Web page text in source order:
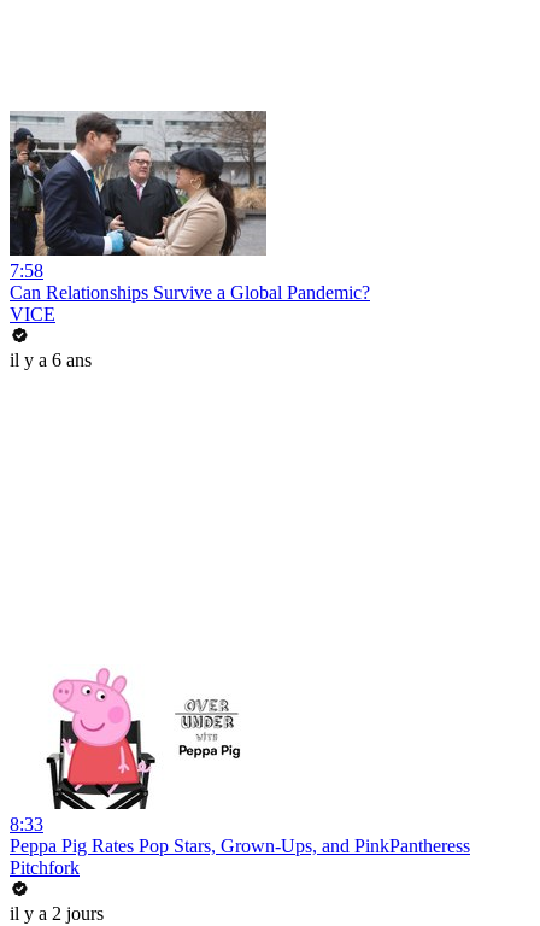
7:58
Can Relationships Survive a Global Pandemic?
VICE
il y a 6 ans
8:33
Peppa Pig Rates Pop Stars, Grown-Ups, and PinkPantheress
Pitchfork
il y a 2 jours